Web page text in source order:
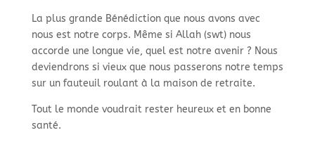
La plus grande Bénédiction que nous avons avec
nous est notre corps. Même si Allah (swt) nous
accorde une longue vie, quel est notre avenir ? Nous
deviendrons si vieux que nous passerons notre temps
sur un fauteuil roulant à la maison de retraite.
Tout le monde voudrait rester heureux et en bonne
santé.